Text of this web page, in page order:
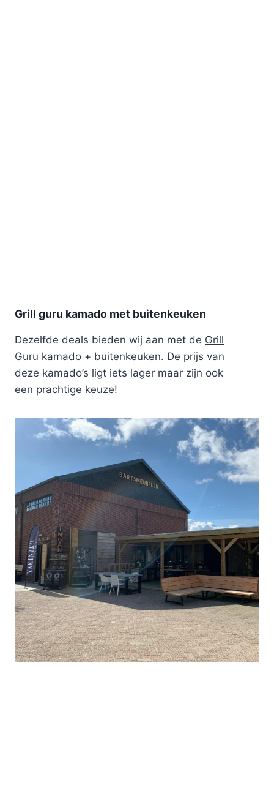
Grill guru kamado met buitenkeuken
Dezelfde deals bieden wij aan met de Grill
Guru kamado + buitenkeuken. De prijs van
deze kamado’s ligt iets lager maar zijn ook
een prachtige keuze!